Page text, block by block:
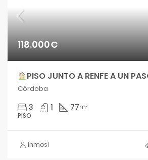
118.000€
PISO JUNTO A RENFE A UN PASO DEL CENTRO, EXTERIOR
Córdoba
3 1 77m²
PISO
Inmosi